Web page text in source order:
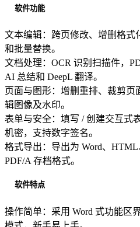
软件功能
文本编辑：跨页修改、增删格式
和批量替换。
文档处理：OCR 识别扫描件，
AI 总结和 DeepL 翻译。
页面与图形：增删重排、裁剪页
辑图像及水印。
表单与安全：填写 / 创建交互式
机密，支持数字签名。
格式导出：导出为 Word、
PDF/A 存档格式。
软件特点
操作简单：采用 Word 式功能区